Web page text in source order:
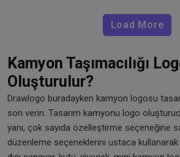
Load More
Kamyon Taşımacılığı
Oluşturulur?
Drawlogo buradayken kamyon logosu
son verin. Tasarım kamyonu logo
yanı, çok sayıda özelleştirme seçeneğine
düzenleme seçeneklerini ustaca